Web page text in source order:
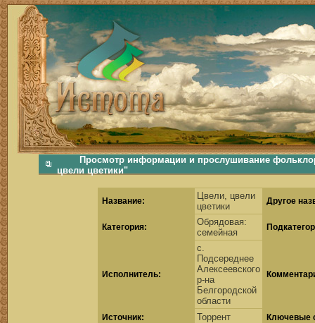
фольклорная музыка, фольклор хороводы бабушки русские народные песни послушать скачать каталог фольклора Скачать Поиск музыки, поиск фольклора, искать песни, как пели
Просмотр информации и прослушивание
цвели цветики"
Название:
Цвели, цвели
цветики
Другое
Категория:
Обрядовая:
семейная
Исполнитель:
с.
Подсереднее
Алексеевского
р-на
Белгородской
области
Источник: Торрент Ключевые